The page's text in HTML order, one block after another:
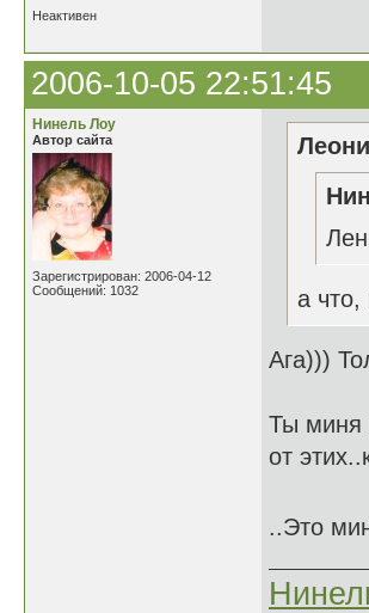
Неактивен
2006-10-05 22:51:45
Нинель Лоу
Автор сайта
Зарегистрирован: 2006-04-12
Сообщений: 1032
а что,
Ага)))
Ты миня
от
..Это